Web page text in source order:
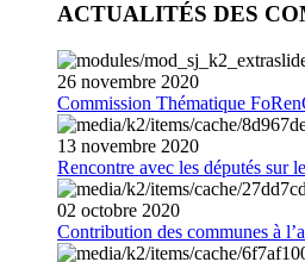
ACTUALITÉS DES
26 novembre 2020
Commission Thématique
13 novembre 2020
Rencontre avec les députés sur
02 octobre 2020
Contribution des communes à